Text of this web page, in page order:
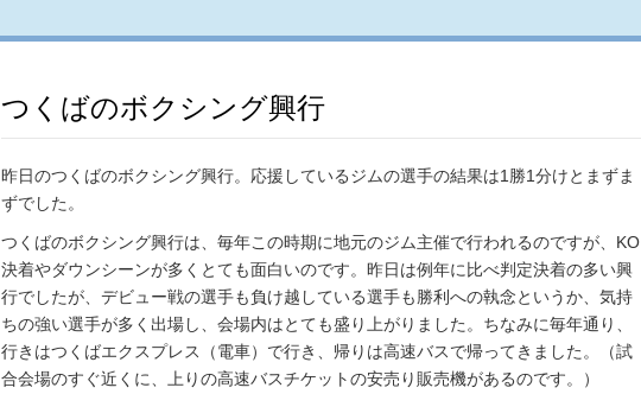
つくばのボクシング興行
昨日のつくばのボクシング興行。応援しているジムの選手の結果は1勝1分けとまずま
ずでした。
つくばのボクシング興行は、毎年この時期に地元のジム主催で行われるのですが、KO
決着やダウンシーンが多くとても面白いのです。昨日は例年に比べ判定決着の多い興
行でしたが、デビュー戦の選手も負け越している選手も勝利への執念というか、気持
ちの強い選手が多く出場し、会場内はとても盛り上がりました。ちなみに毎年通り、
行きはつくばエクスプレス（電車）で行き、帰りは高速バスで帰ってきました。（試
合会場のすぐ近くに、上りの高速バスチケットの安売り販売機があるのです。）